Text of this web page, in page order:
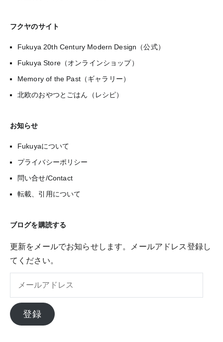
フクヤのサイト
Fukuya 20th Century Modern Design（公式）
Fukuya Store（オンラインショップ）
Memory of the Past（ギャラリー）
北欧のおやつとごはん（レシピ）
お知らせ
Fukuyaについて
プライバシーポリシー
問い合せ/Contact
転載、引用について
ブログを購読する
更新をメールでお知らせします。メールアドレス登録し
てください。
ル
ア
登録